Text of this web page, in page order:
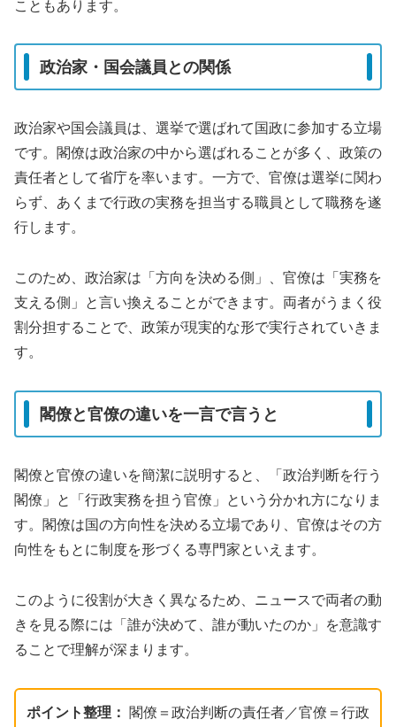
こともあります。
政治家・国会議員との関係
政治家や国会議員は、選挙で選ばれて国政に参加する立場
です。閣僚は政治家の中から選ばれることが多く、政策の
責任者として省庁を率います。一方で、官僚は選挙に関わ
らず、あくまで行政の実務を担当する職員として職務を遂
行します。
このため、政治家は「方向を決める側」、官僚は「実務を
支える側」と言い換えることができます。両者がうまく役
割分担することで、政策が現実的な形で実行されていきま
す。
閣僚と官僚の違いを一言で言うと
閣僚と官僚の違いを簡潔に説明すると、「政治判断を行う
閣僚」と「行政実務を担う官僚」という分かれ方になりま
す。閣僚は国の方向性を決める立場であり、官僚はその方
向性をもとに制度を形づくる専門家といえます。
このように役割が大きく異なるため、ニュースで両者の動
きを見る際には「誰が決めて、誰が動いたのか」を意識す
ることで理解が深まります。
ポイント整理：
閣僚＝政治判断の責任者／官僚＝行政